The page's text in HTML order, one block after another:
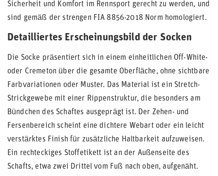
Sicherheit und Komfort im Rennsport gerecht zu werden, und
sind gemäß der strengen FIA 8856-2018 Norm homologiert.
Detailliertes Erscheinungsbild der Socken
Die Socke präsentiert sich in einem einheitlichen Off-White-
oder Cremeton über die gesamte Oberfläche, ohne sichtbare
Farbvariationen oder Muster. Das Material ist ein Stretch-
Strickgewebe mit einer Rippenstruktur, die besonders am
Bündchen des Schaftes ausgeprägt ist. Der Zehen- und
Fersenbereich scheint eine dichtere Webart oder ein leicht
verstärktes Finish für zusätzliche Haltbarkeit aufzuweisen.
Ein rechteckiges Stoffetikett ist an der Außenseite des
Schafts, etwa zwei Drittel vom Fuß nach oben, aufgenäht.